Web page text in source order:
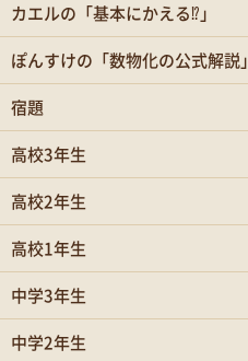
カエルの「基本にかえる⁉」
ぽんすけの「数物化の公式解説」
宿題
高校3年生
高校2年生
高校1年生
中学3年生
中学2年生